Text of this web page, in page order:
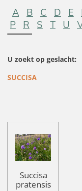
A B C D E
P
R S T U
U zoekt op geslacht:
SUCCISA
Succisa
pratensis